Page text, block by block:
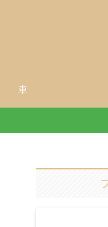
車